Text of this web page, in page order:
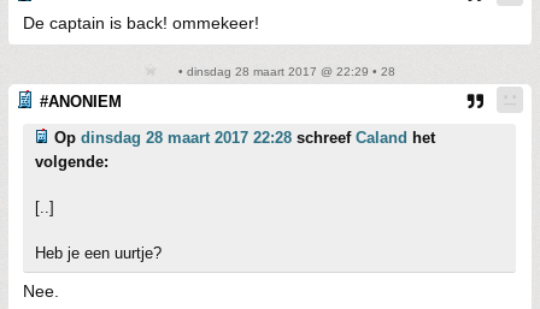
De captain is back! ommekeer!
• dinsdag 28 maart 2017 @ 22:29 • 28
#ANONIEM
Op dinsdag 28 maart 2017 22:28 schreef Caland het
volgende:
[..]
Heb je een uurtje?
Nee.